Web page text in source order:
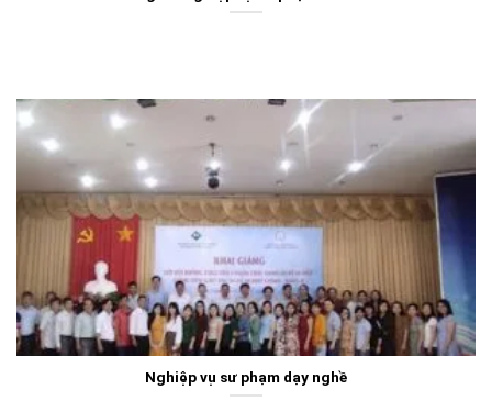
Nghiệp vụ sư phạm dạy nghề